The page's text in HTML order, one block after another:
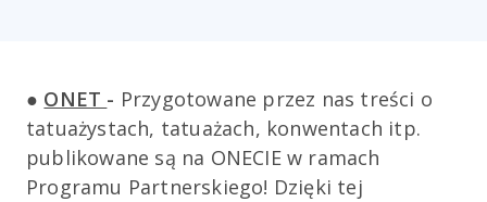
● ONET - Przygotowane przez nas treści o
tatuażystach, tatuażach, konwentach itp.
publikowane są na ONECIE w ramach
Programu Partnerskiego! Dzięki tej